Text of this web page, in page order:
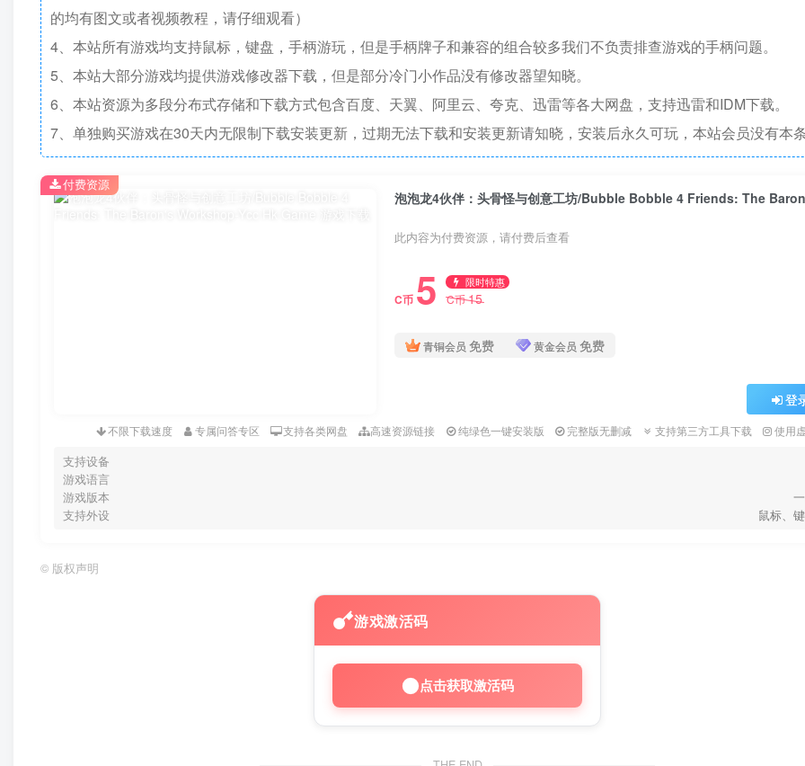
的均有图文或者视频教程，请仔细观看）
4、本站所有游戏均支持鼠标，键盘，手柄游玩，但是手柄牌子和兼容的组合较多我们不负责排查游戏的手柄问题。
5、本站大部分游戏均提供游戏修改器下载，但是部分冷门小作品没有修改器望知晓。
6、本站资源为多段分布式存储和下载方式包含百度、天翼、阿里云、夸克、迅雷等各大网盘，支持迅雷和IDM下载。
7、单独购买游戏在30天内无限制下载安装更新，过期无法下载和安装更新请知晓，安装后永久可玩，本站会员没有本条
此内容为付费资源，请付费后查看
C币 5 限时特惠
C币15
青铜会员 免费 黄金会员 免费
登
不限下载速度 专属问答专区 支持各类网盘 高速资源链接 纯绿色一键安装版 完整版无删减 支持第三方工具下载 使用
支持设备
游戏语言
游戏版本
支持外设
鼠标、
付费资源
© 版权声明
游戏激活码
点击获取激活码